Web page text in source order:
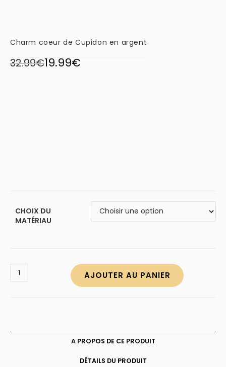
Charm coeur de Cupidon en argent
32.99€19.99€
CHOIX DU
MATÉRIAU
argent
AJOUTER AU PANIER
A PROPOS DE CE PRODUIT
DÉTAILS DU PRODUIT